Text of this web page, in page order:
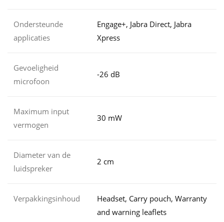
Ondersteunde
applicaties
Engage+, Jabra Direct, Jabra
Xpress
Gevoeligheid
microfoon
-26 dB
Maximum input
vermogen
30 mW
Diameter van de
luidspreker
2 cm
Verpakkingsinhoud
Headset, Carry pouch, Warranty
and warning leaflets